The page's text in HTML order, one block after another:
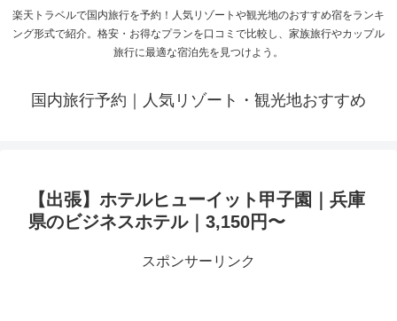
楽天トラベルで国内旅行を予約！人気リゾートや観光地のおすすめ宿をランキ
ング形式で紹介。格安・お得なプランを口コミで比較し、家族旅行やカップル
旅行に最適な宿泊先を見つけよう。
国内旅行予約｜人気リゾート・観光地おすすめ
【出張】ホテルヒューイット甲子園｜兵庫
県のビジネスホテル｜3,150円〜
スポンサーリンク